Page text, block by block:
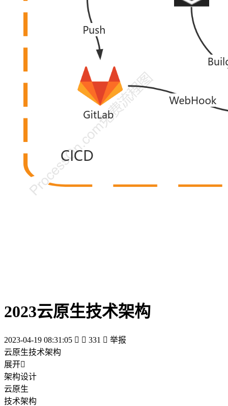
2023云原生技术架构
2023-04-19 08:31:05   331  举报
云原生技术架构
展开
架构设计
云原生
技术架构